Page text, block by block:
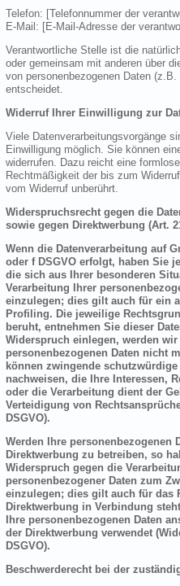
Telefon: [Telefonnummer der
E-Mail: [E-Mail-Adresse der
Verantwortliche Stelle ist die
oder gemeinsam mit anderen über
von personenbezogenen Daten
entscheidet.
Widerruf Ihrer Einwilligung zur
Viele Datenverarbeitungsvorgänge
Einwilligung möglich. Sie können
widerrufen. Dazu reicht eine
Rechtmäßigkeit der bis zum
vom Widerruf unberührt.
Widerspruchsrecht gegen die
sowie gegen Direktwerbung (Art.
Wenn die Datenverarbeitung auf
oder f DSGVO erfolgt, haben Sie
die sich aus Ihrer besonderen
Verarbeitung Ihrer
einzulegen; dies gilt auch für ein
Profiling. Die jeweilige
beruht, entnehmen Sie dieser
Widerspruch einlegen, werden
personenbezogenen Daten nicht
können zwingende
nachweisen, die Ihre Interessen,
oder die Verarbeitung dient der
Verteidigung von
DSGVO).
Werden Ihre personenbezogenen
Direktwerbung zu betreiben, so
Widerspruch gegen die
personenbezogener Daten zum
einzulegen; dies gilt auch für
Direktwerbung in Verbindung
Ihre personenbezogenen Daten
der Direktwerbung verwendet
DSGVO).
Beschwerderecht bei der